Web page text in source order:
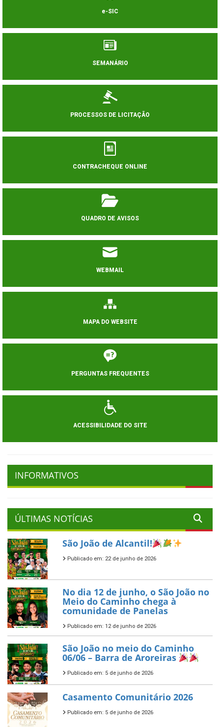
e-SIC
SEMANÁRIO
PROCESSOS DE LICITAÇÃO
CONTRACHEQUE ONLINE
QUADRO DE AVISOS
WEBMAIL
MAPA DO WEBSITE
PERGUNTAS FREQUENTES
ACESSIBILIDADE DO SITE
INFORMATIVOS
ÚLTIMAS NOTÍCIAS
São João de Alcantil!
Publicado em: 22 de junho de 2026
No dia 12 de junho, o São João no
Meio do Caminho chega à
comunidade de Panelas
Publicado em: 12 de junho de 2026
São João no meio do Caminho
06/06 – Barra de Aroreiras
Publicado em: 5 de junho de 2026
Casamento Comunitário 2026
Publicado em: 5 de junho de 2026